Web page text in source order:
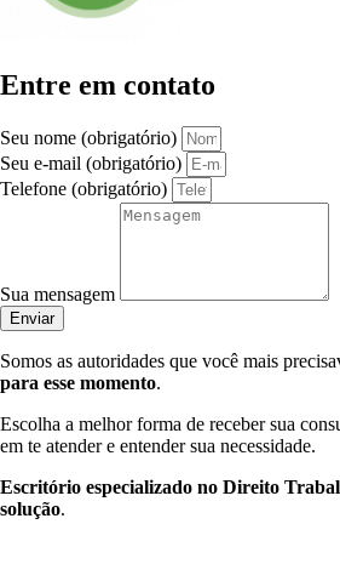
Entre em contato
Seu nome (obrigatório)
Seu e-mail (obrigatório)
Telefone (obrigatório)
Sua mensagem
Enviar
Somos as autoridades que você mais
para esse momento.
Escolha a melhor forma de receber sua
em te atender e entender sua necessidade.
Escritório especializado no Direito
solução.